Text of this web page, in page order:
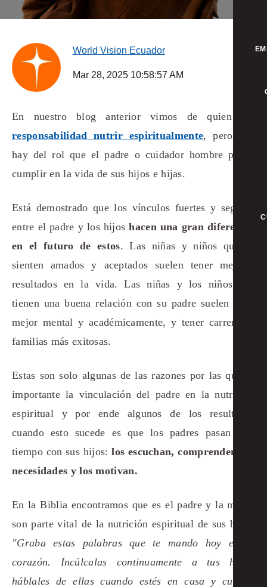
World Vision Ecuador
Mar 28, 2025 10:58:57 AM
En nuestro blog anterior vimos de quien era
responsabilidad nutrir espiritualmente, pero qué
hay del rol que el padre o cuidador hombre puede
cumplir en la vida de sus hijos e hijas.
Está demostrado que los vínculos fuertes y seguros
entre el padre y los hijos hacen una gran diferencia
en el futuro de estos. Las niñas y niños que se
sienten amados y aceptados suelen tener mejores
resultados en la vida. Las niñas y los niños que
tienen una buena relación con su padre suelen estar
mejor mental y académicamente, y tener carreras y
familias más exitosas.
Estas son solo algunas de las razones por las que es
importante la vinculación del padre en la nutrición
espiritual y por ende algunos de los resultados
cuando esto sucede es que los padres pasan más
tiempo con sus hijos: los escuchan, comprenden sus
necesidades y los motivan.
En la Biblia encontramos que es el padre y la madre
son parte vital de la nutrición espiritual de sus hijos:
"Graba estas palabras que te mando hoy en tu
corazón. Incúlcalas continuamente a tus hijos;
háblales de ellas cuando estés en casa y cuando